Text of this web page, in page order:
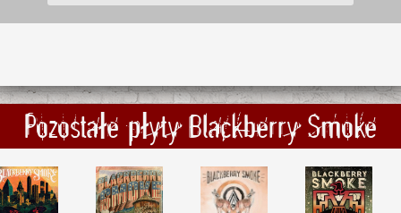
Pozostałe płyty Blackberry Smoke